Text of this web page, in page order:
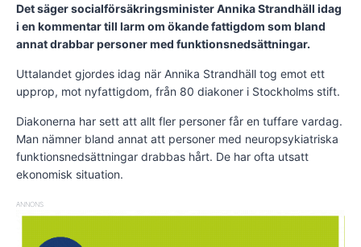
Det säger socialförsäkringsminister Annika Strandhäll idag
i en kommentar till larm om ökande fattigdom som bland
annat drabbar personer med funktionsnedsättningar.
Uttalandet gjordes idag när Annika Strandhäll tog emot ett
upprop, mot nyfattigdom, från 80 diakoner i Stockholms stift.
Diakonerna har sett att allt fler personer får en tuffare vardag.
Man nämner bland annat att personer med neuropsykiatriska
funktionsnedsättningar drabbas hårt. De har ofta utsatt
ekonomisk situation.
ANNONS